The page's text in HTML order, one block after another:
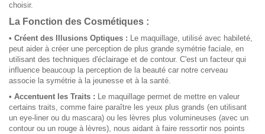
choisir.
La Fonction des Cosmétiques :
• Créent des Illusions Optiques : Le maquillage, utilisé avec habileté,
peut aider à créer une perception de plus grande symétrie faciale, en
utilisant des techniques d'éclairage et de contour. C'est un facteur qui
influence beaucoup la perception de la beauté car notre cerveau
associe la symétrie à la jeunesse et à la santé.
• Accentuent les Traits : Le maquillage permet de mettre en valeur
certains traits, comme faire paraître les yeux plus grands (en utilisant
un eye-liner ou du mascara) ou les lèvres plus volumineuses (avec un
contour ou un rouge à lèvres), nous aidant à faire ressortir nos points